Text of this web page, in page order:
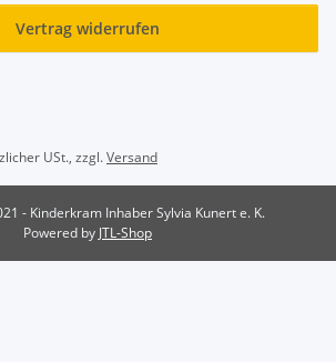
Vertrag widerrufen
USt., zzgl.Versand
- Kinderkram Inhaber Sylvia Kunert e. K.
Powered by JTL-Shop